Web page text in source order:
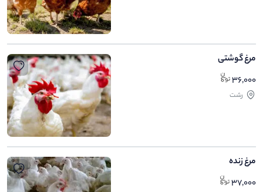
مرغ گوشتی
36,000
رشت
مرغ زنده
37,000